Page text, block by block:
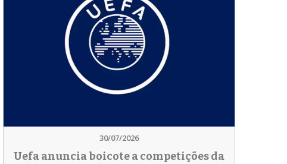
30/07/2026
Uefa anuncia boicote a competições da